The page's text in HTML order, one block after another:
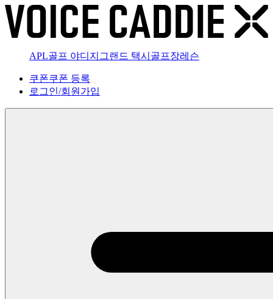
APL골프 야디지 그랜드 택시 골프장레슨
쿠폰쿠폰 등록
로그인/회원가입